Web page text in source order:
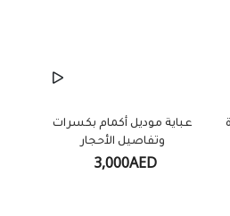
عباية موديل أكمام بكسرات
وتفاصيل الأحجار
3,000AED